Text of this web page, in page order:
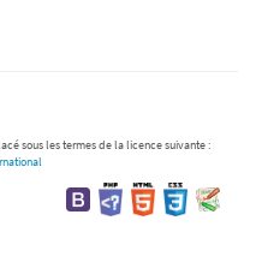
sous les termes de la licence suivante :